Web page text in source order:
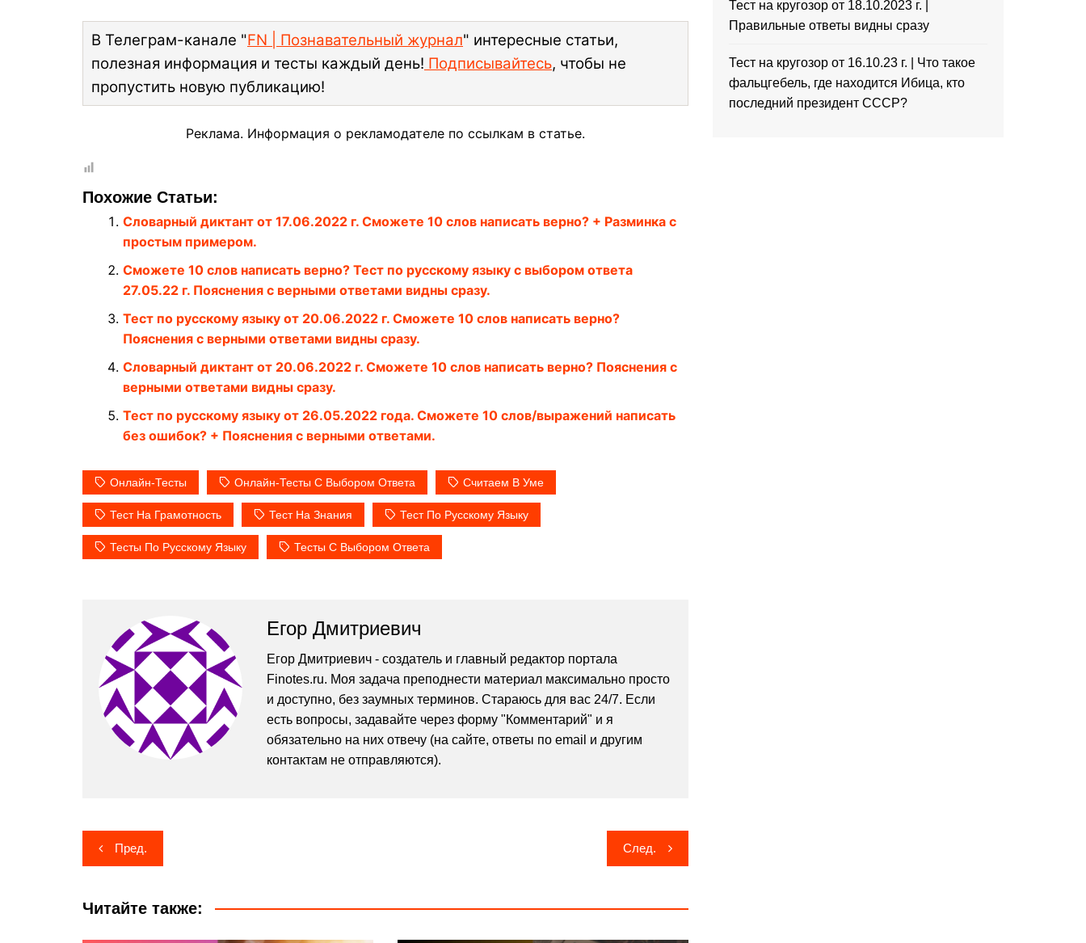
В Телеграм-канале "FN | Познавательный журнал" интересные статьи,
полезная информация и тесты каждый день! Подписывайтесь, чтобы не
пропустить новую публикацию!
Реклама. Информация о рекламодателе по ссылкам в статье.
Похожие Статьи:
Словарный диктант от 17.06.2022 г. Сможете 10 слов написать верно? + Разминка с
простым примером.
Сможете 10 слов написать верно? Тест по русскому языку с выбором ответа
27.05.22 г. Пояснения с верными ответами видны сразу.
Тест по русскому языку от 20.06.2022 г. Сможете 10 слов написать верно?
Пояснения с верными ответами видны сразу.
Словарный диктант от 20.06.2022 г. Сможете 10 слов написать верно? Пояснения с
верными ответами видны сразу.
Тест по русскому языку от 26.05.2022 года. Сможете 10 слов/выражений написать
без ошибок? + Пояснения с верными ответами.
Онлайн-Тесты Онлайн-Тесты С Выбором Ответа Считаем В Уме
Тест На Грамотность Тест На Знания Тест По Русскому Языку
Тесты По Русскому Языку Тесты С Выбором Ответа
Егор Дмитриевич
Егор Дмитриевич - создатель и главный редактор портала
Finotes.ru. Моя задача преподнести материал максимально просто
и доступно, без заумных терминов. Стараюсь для вас 24/7. Если
есть вопросы, задавайте через форму "Комментарий" и я
обязательно на них отвечу (на сайте, ответы по email и другим
контактам не отправляются).
Навигация
по
записям
Пред. След.
Читайте также:
Тест на кругозор от 18.10.2023 г. |
Правильные ответы видны сразу
Тест на кругозор от 16.10.23 г. | Что такое
фальцгебель, где находится Ибица, кто
последний президент СССР?